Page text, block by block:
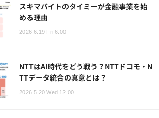
スキマバイトのタイミーが金融事業を始
める理由
2026.6.19 Fri 6:00
NTTはAI時代をどう戦う？NTTドコモ・N
TTデータ統合の真意とは？
2026.5.20 Wed 12:00